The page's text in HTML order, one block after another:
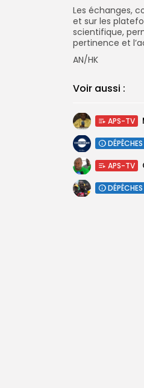
Les échanges,
et sur les
scientifique,
pertinence et
AN/HK
Voir aussi :
APS-TV
DÉPÊCHES
APS-TV
DÉPÊCHES